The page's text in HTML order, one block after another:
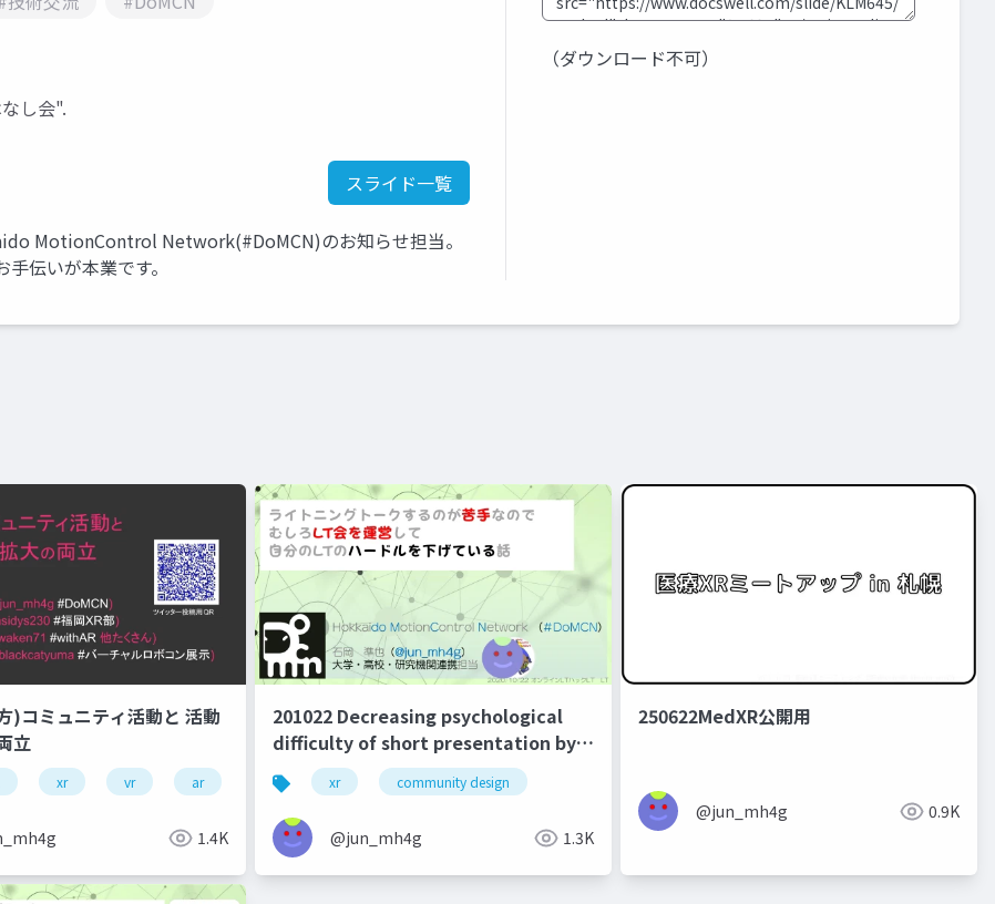
し会".
スライド一覧
MotionControl Network(#DoMCN)のお知らせ担当。
伝いが本業です。
（ダウンロード不可）
)コミュニティ活動と 活動
立
xr vr ar japanxrfest community 地方
1.4K
201022 Decreasing psychological
difficulty of short presentation by
joining organizing member of
online seminar
xr community design
@jun_mh4g 1.3K
250622MedXR公開用
@jun_mh4g 0.9K